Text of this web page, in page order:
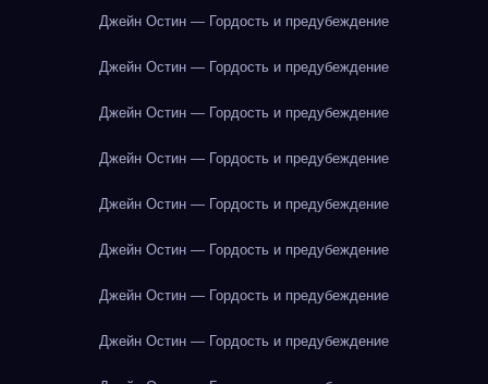
Джейн Остин — Гордость и предубеждение
Джейн Остин — Гордость и предубеждение
Джейн Остин — Гордость и предубеждение
Джейн Остин — Гордость и предубеждение
Джейн Остин — Гордость и предубеждение
Джейн Остин — Гордость и предубеждение
Джейн Остин — Гордость и предубеждение
Джейн Остин — Гордость и предубеждение